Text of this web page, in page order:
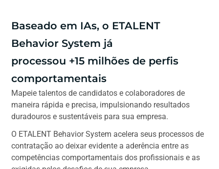
Baseado em IAs, o ETALENT
Behavior System já
processou +15 milhões de perfis
comportamentais
Mapeie talentos de candidatos e colaboradores de
maneira rápida e precisa, impulsionando resultados
duradouros e sustentáveis para sua empresa.
O ETALENT Behavior System acelera seus processos de
contratação ao deixar evidente a aderência entre as
competências comportamentais dos profissionais e as